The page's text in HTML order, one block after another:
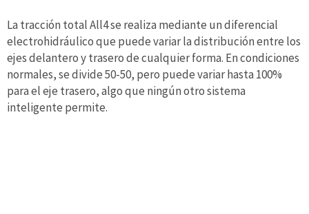
La tracción total All4 se realiza mediante un diferencial
electrohidráulico que puede variar la distribución entre los
ejes delantero y trasero de cualquier forma. En condiciones
normales, se divide 50-50, pero puede variar hasta 100%
para el eje trasero, algo que ningún otro sistema
inteligente permite.